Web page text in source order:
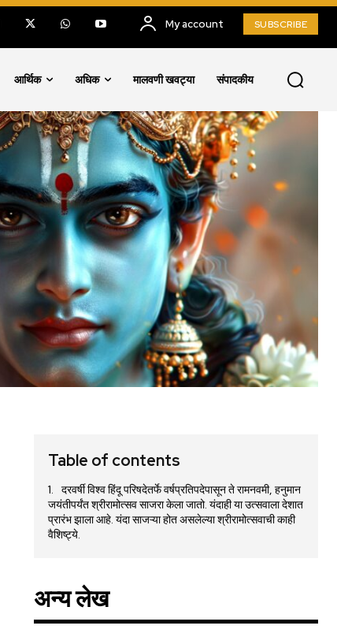
My account SUBSCRIBE
आर्थिक अधिक मालवणी खवट्या संपादकीय
Table of contents
दरवर्षी विश्व हिंदू परिषदेतर्फे वर्षप्रतिपदेपासून ते रामनवमी, हनुमान
जयंतीपर्यंत श्रीरामोत्सव साजरा केला जातो. यंदाही या उत्सवाला देशात
प्रारंभ झाला आहे. यंदा साजऱ्या होत असलेल्या श्रीरामोत्सवाची काही
वैशिष्ट्ये.
अन्य लेख